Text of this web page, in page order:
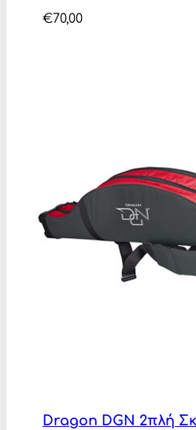
€70,00
Dragon DGN 2πλή